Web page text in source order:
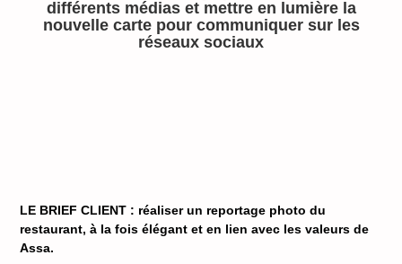
différents médias et mettre en lumière la
nouvelle carte pour communiquer sur les
réseaux sociaux
LE BRIEF CLIENT : réaliser un reportage photo du
restaurant, à la fois élégant et en lien avec les valeurs de
Assa.